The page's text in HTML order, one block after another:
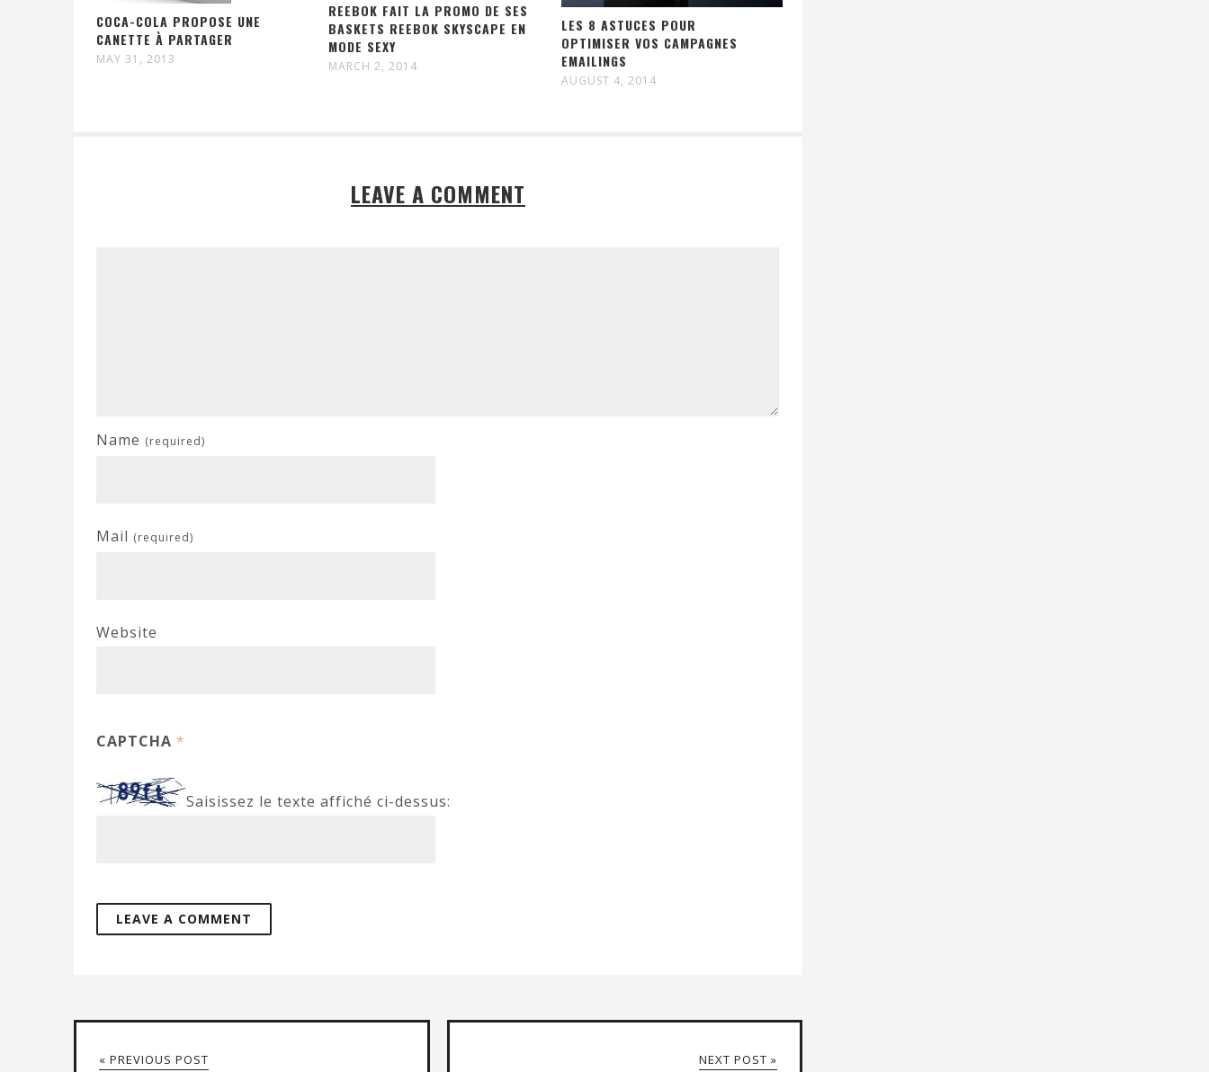
COCA-COLA PROPOSE UNE
CANETTE À PARTAGER
MAY 31, 2013
REEBOK FAIT LA PROMO DE SES
BASKETS REEBOK SKYSCAPE EN
MODE SEXY
MARCH 2, 2014
LES 8 ASTUCES POUR
OPTIMISER VOS CAMPAGNES
EMAILINGS
AUGUST 4, 2014
LEAVE A COMMENT
Name (required)
Mail (required)
Website
CAPTCHA *
Saisissez le texte affiché ci-dessus:
« PREVIOUS POST NEXT POST »